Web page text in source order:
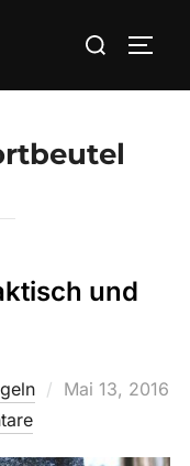
Suchen
und
Veröffentlicht
Mai 13, 2016